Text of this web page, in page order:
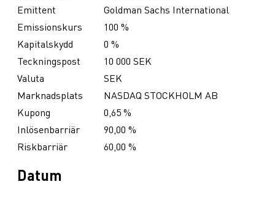
Emittent
Goldman Sachs International
Emissionskurs
100 %
Kapitalskydd
0 %
Teckningspost
10 000 SEK
Valuta
SEK
Marknadsplats
NASDAQ STOCKHOLM AB
Kupong
0,65 %
Inlösenbarriär
90,00 %
Riskbarriär
60,00 %
Datum